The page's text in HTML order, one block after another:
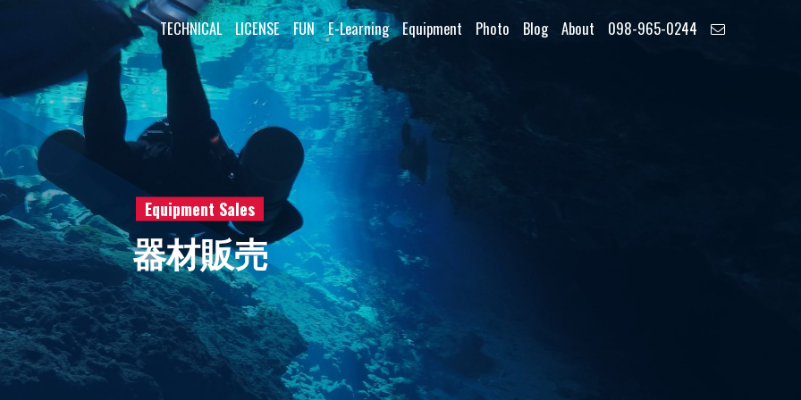
TECHNICAL LICENSE FUN E-Learning Equipment Photo Blog About 098-965-0244
Equipment Sales
器材販売